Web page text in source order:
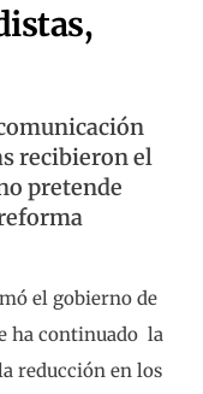
recibieron el
pretende
el gobierno de
ha continuado la
reducción en los